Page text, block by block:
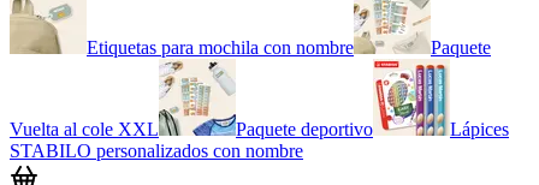
Etiquetas para mochila con nombre Paquete
Vuelta al cole XXL Paquete deportivo
Lápices
STABILO personalizados con nombre